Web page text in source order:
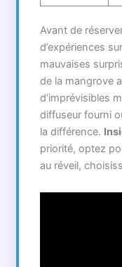
Avant de
d’expériences sur
mauvaises
de la mangrove
d’imprévisibles
diffuseur fourni
la différence.
priorité, optez
au réveil,